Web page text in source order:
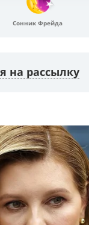
Сонник Фрейда
на рассылку